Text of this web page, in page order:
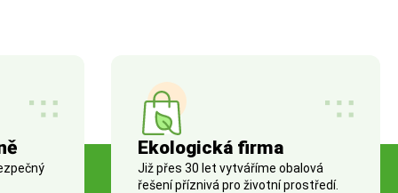
Ekologická firma
Již přes 30 let vytváříme obalová
řešení příznivá pro životní prostředí.